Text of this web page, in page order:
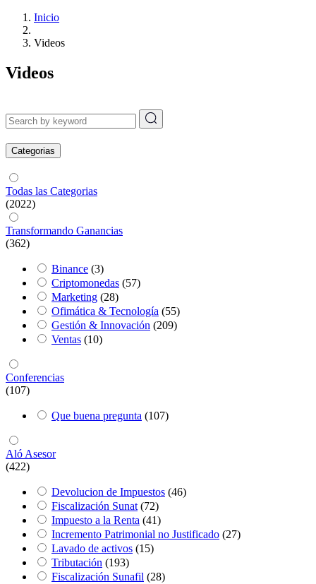
Inicio
Videos
Videos
Categorias
Todas las Categorias
(2022)
Transformando Ganancias
(362)
Binance (3)
Criptomonedas (57)
Marketing (28)
Ofimática & Tecnología (55)
Gestión & Innovación (209)
Ventas (10)
Conferencias
(107)
Que buena pregunta (107)
Aló Asesor
(422)
Devolucion de Impuestos (46)
Fiscalización Sunat (72)
Impuesto a la Renta (41)
Incremento Patrimonial no Justificado (27)
Lavado de activos (15)
Tributación (193)
Fiscalización Sunafil (28)